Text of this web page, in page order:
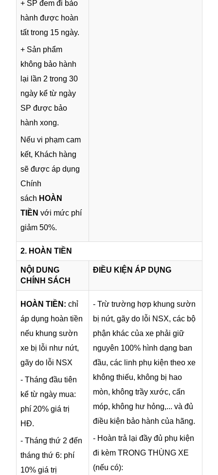
+ SP đem đi bảo
hành được hoàn
tất trong 15 ngày.
+ Sản phẩm
không bảo hành
lại lần 2 trong 30
ngày kể từ ngày
SP được bảo
hành xong.
Nếu vi phạm cam
kết, Khách hàng
sẽ được áp dụng
Chính
sách HOÀN
TIỀN với mức phí
giảm 50%.
2. HOÀN TIỀN
NỘI DUNG
CHÍNH SÁCH
ĐIỀU KIỆN ÁP DỤNG
HOÀN TIỀN: chỉ
áp dụng hoàn tiền
nếu khung sườn
xe bị lỗi như nứt,
gãy do lỗi NSX
- Tháng đầu tiên
kể từ ngày mua:
phí 20% giá trị
HĐ.
- Tháng thứ 2 đến
tháng thứ 6: phí
10% giá trị
- Trừ trường hợp khung sườn
bị nứt, gãy do lỗi NSX, các bộ
phận khác của xe phải giữ
nguyên 100% hình dạng ban
đầu, các linh phụ kiện theo xe
không thiếu, không bị hao
mòn, không trầy xước, cấn
móp, không hư hỏng,... và đủ
điều kiện bảo hành của hãng.
- Hoàn trả lại đầy đủ phụ kiện
đi kèm TRONG THÙNG XE
(nếu có):